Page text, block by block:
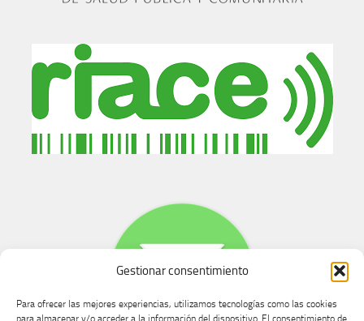
Gestionar consentimiento
Para ofrecer las mejores experiencias, utilizamos tecnologías como las cookies
para almacenar y/o acceder a la información del dispositivo. El consentimiento de